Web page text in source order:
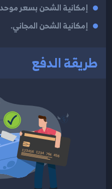
إمكانية الشحن بسعر
إمكانية الشحن المجاني.
طريقة الدفع